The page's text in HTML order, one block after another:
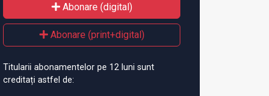
Abonare (digital)
Abonare (print+digital)
Titularii abonamentelor pe 12 luni sunt
creditați astfel de: